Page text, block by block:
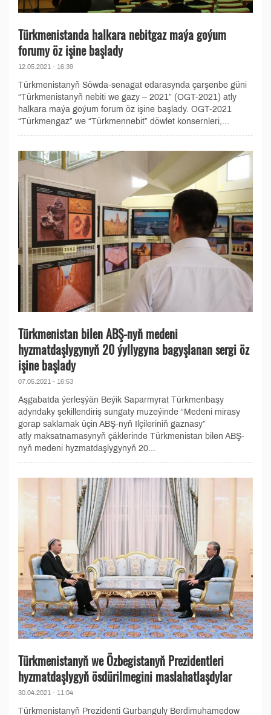
Türkmenistanda halkara nebitgaz maýa goýum
forumy öz işine başlady
12.05.2021 - 16:39
Türkmenistanyň Söwda-senagat edarasynda çarşenbe güni
“Türkmenistanyň nebiti we gazy – 2021” (OGT-2021) atly
halkara maýa goýum forum öz işine başlady. OGT-2021
“Türkmengaz” we “Türkmennebit” döwlet konsernleri,...
Türkmenistan bilen ABŞ-nyň medeni
hyzmatdaşlygynyň 20 ýyllygyna bagyşlanan sergi öz
işine başlady
07.05.2021 - 16:53
Aşgabatda ýerleşýän Beýik Saparmyrat Türkmenbaşy
adyndaky şekillendiriş sungaty muzeýinde “Medeni mirasy
gorap saklamak üçin ABŞ-nyň Ilçileriniň gaznasy”
atly maksatnamasynyň çäklerinde Türkmenistan bilen ABŞ-
nyň medeni hyzmatdaşlygynyň 20...
Türkmenistanyň we Özbegistanyň Prezidentleri
hyzmatdaşlygyň ösdürilmegini maslahatlaşdylar
30.04.2021 - 11:04
Türkmenistanyň Prezidenti Gurbanguly Berdimuhamedow